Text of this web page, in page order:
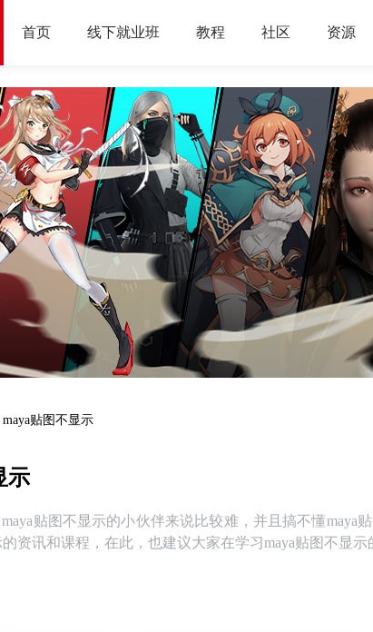
首页 线下就业班 教程 社区 资源
maya贴图不显示
示
贴图不显示的小伙伴来说比较难，并且搞不懂
资讯和课程，在此，也建议大家在学习maya贴图不显示